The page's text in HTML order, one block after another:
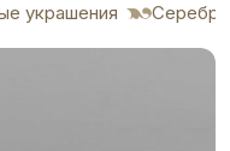
украшения